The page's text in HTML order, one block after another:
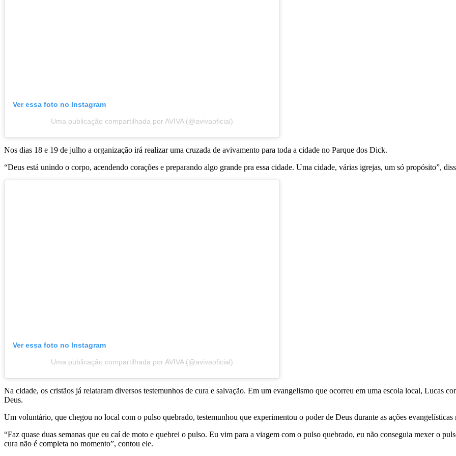
Ver essa foto no Instagram
Uma publicação compartilhada por AVIVA (@avivaoficial)
Nos dias 18 e 19 de julho a organização irá realizar uma cruzada de avivamento para toda a cidade no Parque dos Dick.
“Deus está unindo o corpo, acendendo corações e preparando algo grande pra essa cidade. Uma cidade, várias igrejas, um só propósito”,
Ver essa foto no Instagram
Uma publicação compartilhada por AVIVA (@avivaoficial)
Na cidade, os cristãos já relataram diversos testemunhos de cura e salvação. Em um evangelismo que ocorreu em uma escola local, Lucas
Deus.
Um voluntário, que chegou no local com o pulso quebrado, testemunhou que experimentou o poder de Deus durante as ações evangelísticas
“Faz quase duas semanas que eu caí de moto e quebrei o pulso. Eu vim para a viagem com o pulso quebrado, eu não conseguia mexer o
cura não é completa no momento”, contou ele.